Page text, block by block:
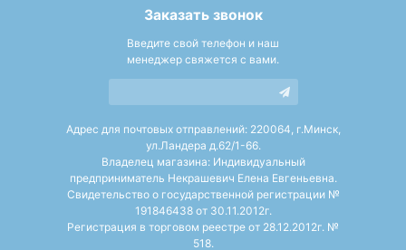
Заказать звонок
Введите свой телефон и наш
менеджер свяжется с вами.
Адрес для почтовых отправлений: 220064, г.Минск,
ул.Ландера д.62/1-66.
Владелец магазина: Индивидуальный
предприниматель Некрашевич Елена Евгеньевна.
Свидетельство о государственной регистрации №
191846438 от 30.11.2012г.
Регистрация в торговом реестре от 28.12.2012г. №
518.